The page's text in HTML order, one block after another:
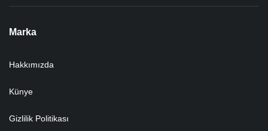
Marka
Hakkımızda
Künye
Gizlilik Politikası